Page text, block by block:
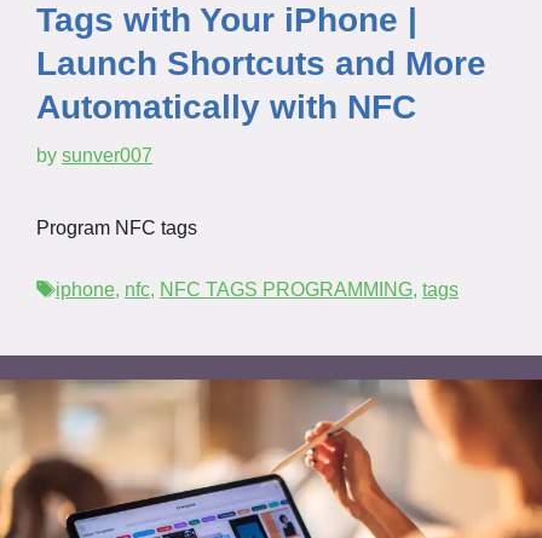
Tags with Your iPhone |
Launch Shortcuts and More
Automatically with NFC
by sunver007
Program NFC tags
Tags
iphone, nfc, NFC TAGS PROGRAMMING, tags